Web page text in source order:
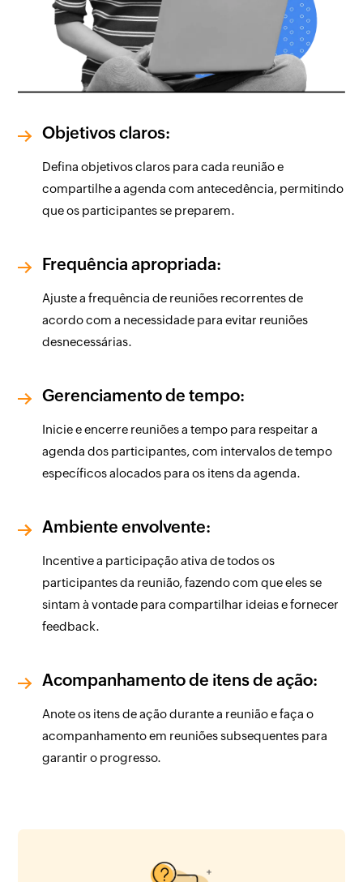
Objetivos claros:
Defina objetivos claros para cada reunião e
compartilhe a agenda com antecedência, permitindo
que os participantes se preparem.
Frequência apropriada:
Ajuste a frequência de reuniões recorrentes de
acordo com a necessidade para evitar reuniões
desnecessárias.
Gerenciamento de tempo:
Inicie e encerre reuniões a tempo para respeitar a
agenda dos participantes, com intervalos de tempo
específicos alocados para os itens da agenda.
Ambiente envolvente:
Incentive a participação ativa de todos os
participantes da reunião, fazendo com que eles se
sintam à vontade para compartilhar ideias e fornecer
feedback.
Acompanhamento de itens de ação:
Anote os itens de ação durante a reunião e faça o
acompanhamento em reuniões subsequentes para
garantir o progresso.